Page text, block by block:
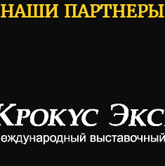
НАШИ ПАРТНЕРЫ